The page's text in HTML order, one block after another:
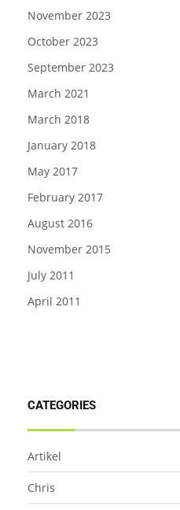
November 2023
October 2023
September 2023
March 2021
March 2018
January 2018
May 2017
February 2017
August 2016
November 2015
July 2011
April 2011
CATEGORIES
Artikel
Chris